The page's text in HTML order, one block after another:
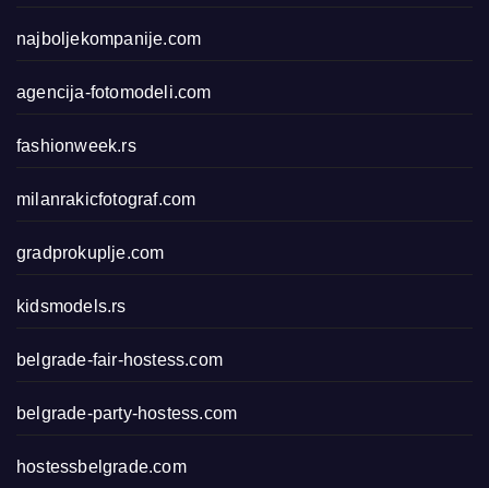
najboljekompanije.com
agencija-fotomodeli.com
fashionweek.rs
milanrakicfotograf.com
gradprokuplje.com
kidsmodels.rs
belgrade-fair-hostess.com
belgrade-party-hostess.com
hostessbelgrade.com